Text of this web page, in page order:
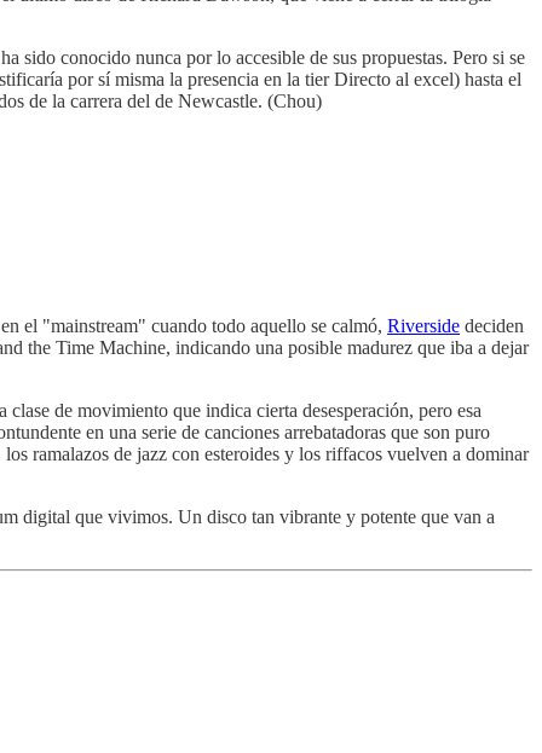
sido conocido nunca por lo accesible de sus propuestas. Pero si se
por sí misma la presencia en la tier Directo al excel) hasta el
de la carrera del de Newcastle. (Chou)
el "mainstream" cuando todo aquello se calmó, Riverside deciden
the Time Machine, indicando una posible madurez que iba a dejar
de movimiento que indica cierta desesperación, pero esa
en una serie de canciones arrebatadoras que son puro
ramalazos de jazz con esteroides y los riffacos vuelven a dominar
digital que vivimos. Un disco tan vibrante y potente que van a